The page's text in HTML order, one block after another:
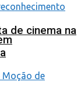
de cinema na